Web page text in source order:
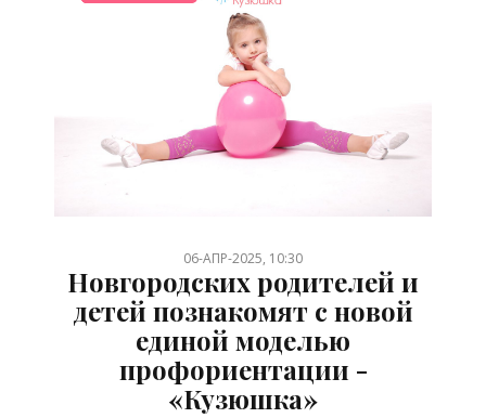
06-АПР-2025, 10:30
Новгородских родителей и
детей познакомят с новой
единой моделью
профориентации -
«Кузюшка»